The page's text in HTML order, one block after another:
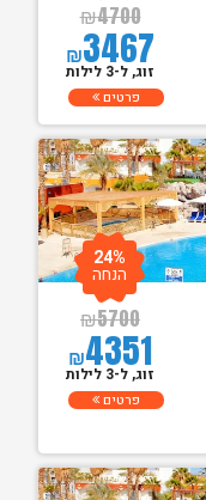
₪4700
₪3467
זוג, ל-3 לילות
פרטים
₪5700
₪4351
24%
הנחה
זוג, ל-3 לילות
פרטים